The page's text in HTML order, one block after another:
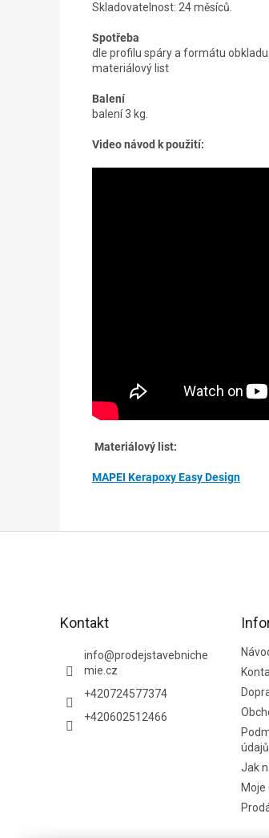
Skladovatelnost: 24 měsíců.
Spotřeba
dle profilu spáry a formátu
materiálový list
Balení
balení 3 kg.
Video návod k použití:
Materiálový list:
MAPEI Kerapoxy Easy Design
Kontakt
info@prodejstavebniche
mie.cz
+420724577374
+420602512466
údajů
Jak
Moje